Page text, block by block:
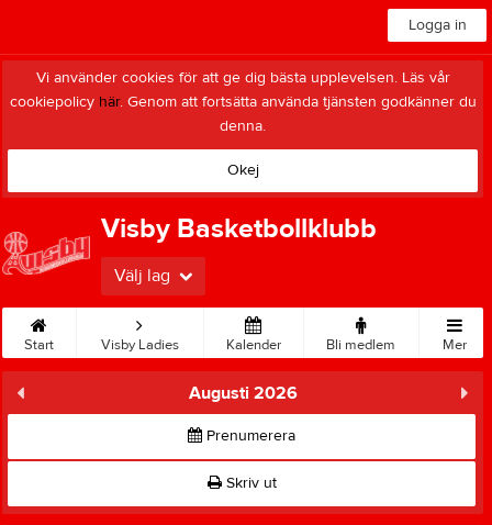
Logga in
Vi använder cookies för att ge dig bästa upplevelsen. Läs vår
cookiepolicy här. Genom att fortsätta använda tjänsten godkänner du
denna.
Okej
Visby Basketbollklubb
Välj lag
Start Visby Ladies Kalender Bli medlem Mer
Augusti 2026
Prenumerera
Skriv ut